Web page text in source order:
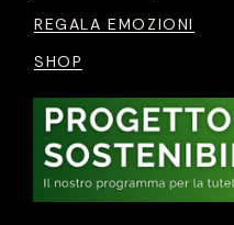
REGALA EMOZIONI
SHOP